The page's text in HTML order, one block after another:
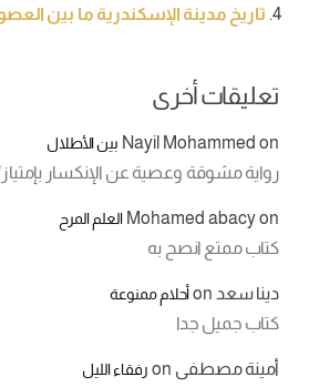
تاريخ مدينة الإسكندرية ما بين
تعليقات أخرى
Nayil Mohammed on بين الأطلال
رواية مشوقة وعصية عن الإنكسار بإمتياز"
Mohamed abacyon العلم المرح
كتاب ممتع انصح به
دينا سعد onأحلام ممنوعة
كتاب جميل جدا
أمينة مصطفى on رفقاء الليل